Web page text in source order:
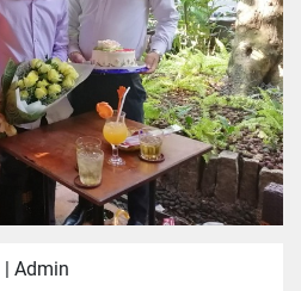
| Admin